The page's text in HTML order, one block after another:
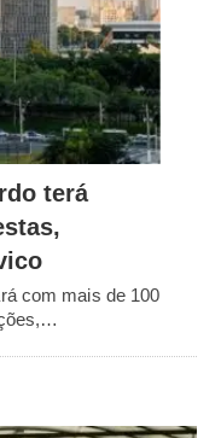
terá
com mais de 100